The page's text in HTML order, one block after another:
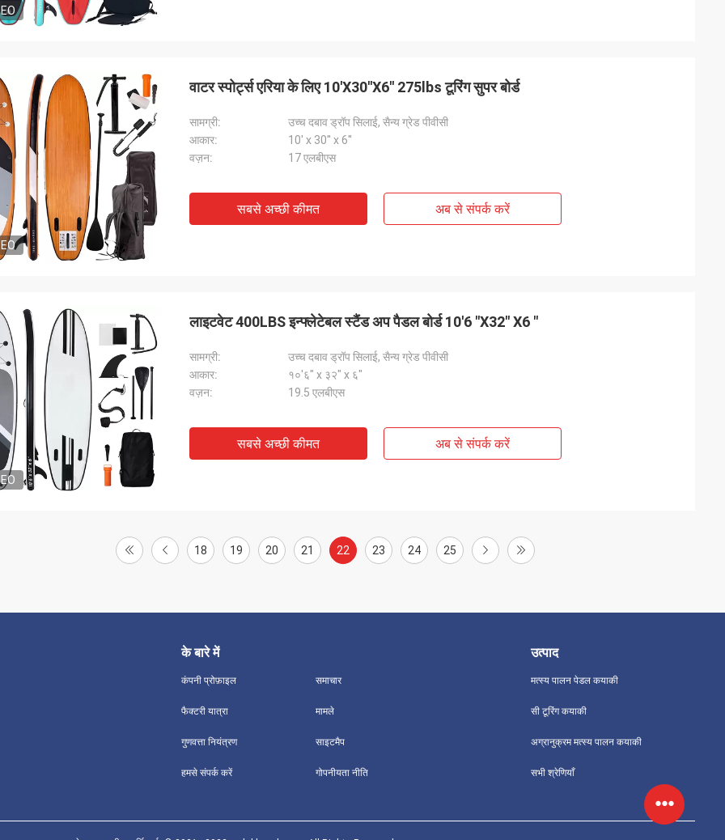
वाटर स्पोर्ट्स एरिया के लिए 10'X30''X6'' 275lbs टूरिंग सुपर बोर्ड
सामग्री:
उच्च दबाव ड्रॉप सिलाई, सैन्य ग्रेड पीवीसी
आकार:
10' x 30'' x 6''
वज़न:
17 एलबीएस
सबसे अच्छी कीमत अब से संपर्क करें
लाइटवेट 400LBS इन्फ्लेटेबल स्टैंड अप पैडल बोर्ड 10'6 "X32" X6 "
सामग्री:
उच्च दबाव ड्रॉप सिलाई, सैन्य ग्रेड पीवीसी
आकार:
१०'६" x ३२" x ६"
वज़न:
19.5 एलबीएस
सबसे अच्छी कीमत अब से संपर्क करें
18 19 20 21 22 23 24 25
के बारे में
कंपनी प्रोफ़ाइल
फैक्टरी यात्रा
गुणवत्ता नियंत्रण
हमसे संपर्क करें
समाचार
मामले
साइटमैप
गोपनीयता नीति
उत्पाद
मत्स्य पालन पेडल कयाकी
सी टूरिंग कयाकी
अग्रानुक्रम मत्स्य पालन कयाकी
सभी श्रेणियाँ